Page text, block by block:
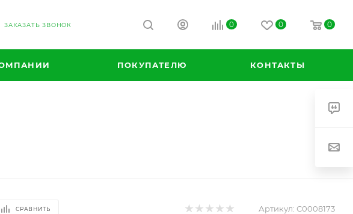
ЗАКАЗАТЬ ЗВОНОК 0 0 0
ПОКУПАТЕЛЮ КОНТАКТЫ
СРАВНИТЬ Артикул: С0008173